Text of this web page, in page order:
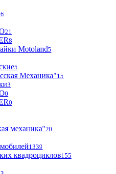
21
8
Motoland5
5
Механика"15
3
0
0
механика"20
1339
квадроциклов155